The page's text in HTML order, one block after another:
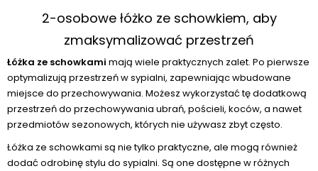
2-osobowe łóżko ze schowkiem, aby
zmaksymalizować przestrzeń
Łóżka ze schowkami mają wiele praktycznych zalet. Po pierwsze
optymalizują przestrzeń w sypialni, zapewniając wbudowane
miejsce do przechowywania. Możesz wykorzystać tę dodatkową
przestrzeń do przechowywania ubrań, pościeli, koców, a nawet
przedmiotów sezonowych, których nie używasz zbyt często.
Łóżka ze schowkami są nie tylko praktyczne, ale mogą również
dodać odrobinę stylu do sypialni. Są one dostępne w różnych